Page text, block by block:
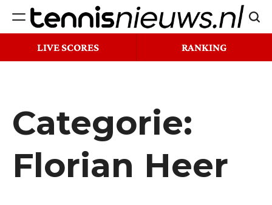
naar
Tennisnieuws.nl
LIVE SCORES RANKING
Categorie:
Florian Heer